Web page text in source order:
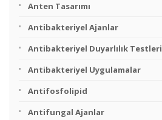
Anten Tasarımı
Antibakteriyel Ajanlar
Antibakteriyel Duyarlılık Testleri
Antibakteriyel Uygulamalar
Antifosfolipid
Antifungal Ajanlar